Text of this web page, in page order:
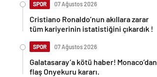
SPOR 07 Ağustos 2026
Cristiano Ronaldo’nun akıllara zarar
tüm kariyerinin istatistiğini çıkardık !
SPOR 07 Ağustos 2026
Galatasaray’a kötü haber! Monaco’dan
flaş Onyekuru kararı.